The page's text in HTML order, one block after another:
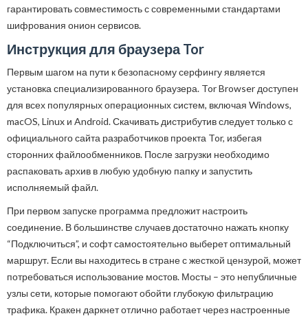
гарантировать совместимость с современными стандартами
шифрования онион сервисов.
Инструкция для браузера Tor
Первым шагом на пути к безопасному серфингу является
установка специализированного браузера. Tor Browser доступен
для всех популярных операционных систем, включая Windows,
macOS, Linux и Android. Скачивать дистрибутив следует только с
официального сайта разработчиков проекта Tor, избегая
сторонних файлообменников. После загрузки необходимо
распаковать архив в любую удобную папку и запустить
исполняемый файл.
При первом запуске программа предложит настроить
соединение. В большинстве случаев достаточно нажать кнопку
“Подключиться”, и софт самостоятельно выберет оптимальный
маршрут. Если вы находитесь в стране с жесткой цензурой, может
потребоваться использование мостов. Мосты – это непубличные
узлы сети, которые помогают обойти глубокую фильтрацию
трафика. Кракен даркнет отлично работает через настроенные